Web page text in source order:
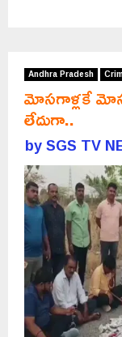
Andhra Pradesh
మోసగాళ్లకే
లేదుగా..
bySGS TV